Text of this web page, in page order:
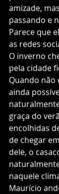
amizade,
passando e
Parece que
as redes
O inverno
pela cidade
Quando não
ainda
graça do
encolhidas
de chegar
dele, o
naquele
Maurício